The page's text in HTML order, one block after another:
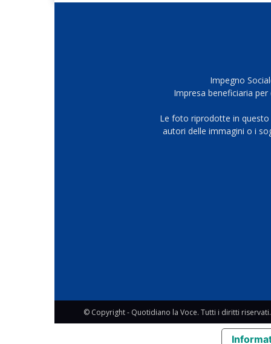
Impegno
Impresa beneficiaria
Le foto riprodotte in
autori delle immagini o i
© Copyright - Quotidiano la Voce. Tutti i diritti riservati.